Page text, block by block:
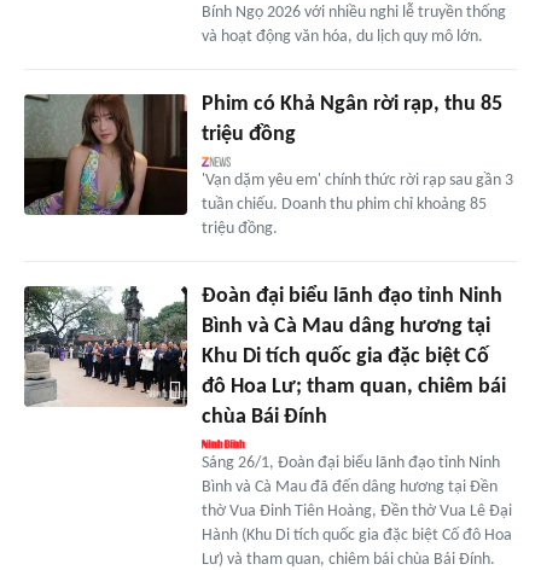
Bính Ngọ 2026 với nhiều nghi lễ truyền thống
và hoạt động văn hóa, du lịch quy mô lớn.
Phim có Khả Ngân rời rạp, thu 85
triệu đồng
'Vạn dặm yêu em' chính thức rời rạp sau gần 3
tuần chiếu. Doanh thu phim chỉ khoảng 85
triệu đồng.
Đoàn đại biểu lãnh đạo tỉnh Ninh
Bình và Cà Mau dâng hương tại
Khu Di tích quốc gia đặc biệt Cố
đô Hoa Lư; tham quan, chiêm bái
chùa Bái Đính
Sáng 26/1, Đoàn đại biểu lãnh đạo tỉnh Ninh
Bình và Cà Mau đã đến dâng hương tại Đền
thờ Vua Đinh Tiên Hoàng, Đền thờ Vua Lê Đại
Hành (Khu Di tích quốc gia đặc biệt Cố đô Hoa
Lư) và tham quan, chiêm bái chùa Bái Đính.